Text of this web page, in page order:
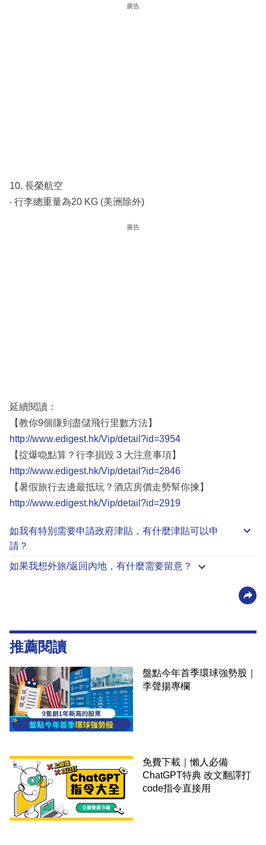
廣告
10. 長榮航空
‧ 行李總重量為20 KG (美洲除外)
廣告
延續閱讀：
【教你9個賺到盡儲飛行里數方法】
http://www.edigest.hk/Vip/detail?id=3954
【掟爆喼點算？行李損毀 3 大注意事項】
http://www.edigest.hk/Vip/detail?id=2846
【暑假旅行去邊最抵玩？酒店房價走勢幫你揀】
http://www.edigest.hk/Vip/detail?id=2919
如我有特別需要申請政府津貼 ，有什麼津貼可以申
請？
如果我想外旅/返回內地，有什麼需要留意？
推薦閱讀
盤點今年首季環球強勢股｜
李聲揚專欄
免費下載｜懶人必備
ChatGPT特典 改文翻譯打
code指令直接用